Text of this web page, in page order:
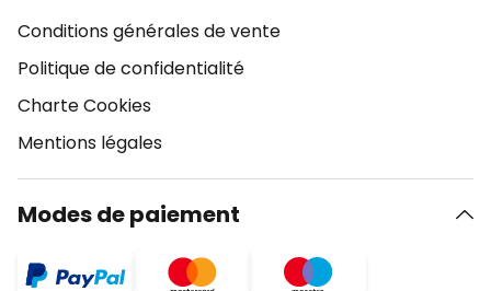
Conditions générales de vente
Politique de confidentialité
Charte Cookies
Mentions légales
Modes de paiement